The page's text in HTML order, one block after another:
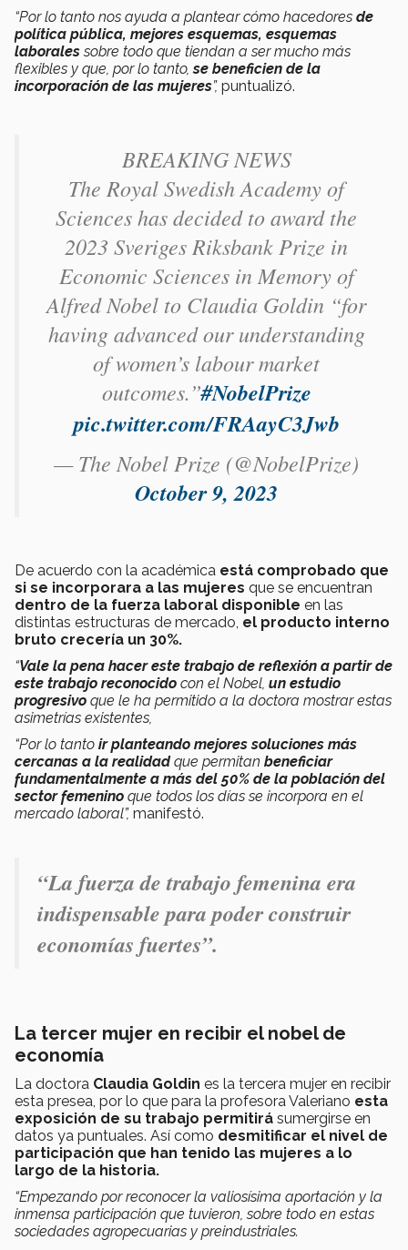
“Por lo tanto nos ayuda a plantear cómo hacedores de
política pública, mejores esquemas, esquemas
laboralessobre todo que tiendan a ser mucho más
flexibles y que, por lo tanto,se beneficien de la
incorporación de las mujeres”, puntualizó.
BREAKING NEWS
The Royal Swedish Academy of
Sciences has decided to award the
2023 Sveriges Riksbank Prize in
Economic Sciences in Memory of
Alfred Nobel to Claudia Goldin “for
having advanced our understanding
of women’s labour market
outcomes.”#NobelPrize
pic.twitter.com/FRAayC3Jwb
— The Nobel Prize (@NobelPrize)
October 9, 2023
De acuerdo con la académica está comprobado que
si se incorporara a las mujeres que se encuentran
dentro de la fuerza laboral disponible en las
distintas estructuras de mercado, el producto interno
bruto crecería un 30%.
“Vale la pena hacer este trabajo de reflexión a partir de
este trabajo reconocido con el Nobel, un estudio
progresivo que le ha permitido a la doctora mostrar estas
asimetrías existentes,
“Por lo tanto ir planteando mejores soluciones más
cercanas a la realidadque permitan beneficiar
fundamentalmente a más del 50% de la población del
sector femenino que todos los días se incorpora en el
mercado laboral”, manifestó.
“La fuerza de trabajo femenina era
indispensable para poder construir
economías fuertes”.
La tercer mujer en recibir el nobel de
economía
La doctora Claudia Goldin es la tercera mujer en recibir
esta presea, por lo que para la profesora Valeriano esta
exposición de su trabajo permitirá sumergirse en
datos ya puntuales. Así como desmitificar el nivel de
participación que han tenido las mujeres a lo
largo de la historia.
“Empezando por reconocer la valiosísima aportación y la
inmensa participación que tuvieron, sobre todo en estas
sociedades agropecuarias y preindustriales.